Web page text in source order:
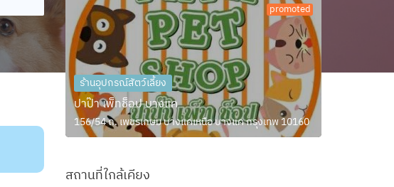
promoted
ร้านอุปกรณ์สัตว์เลี้ยง
ปาป๊า เพ็ทช็อป บางแค
156/54 ถ. เพชรเกษม บางแคเหนือ บางแค กรุงเทพ 10160
สถานที่ใกล้เคียง